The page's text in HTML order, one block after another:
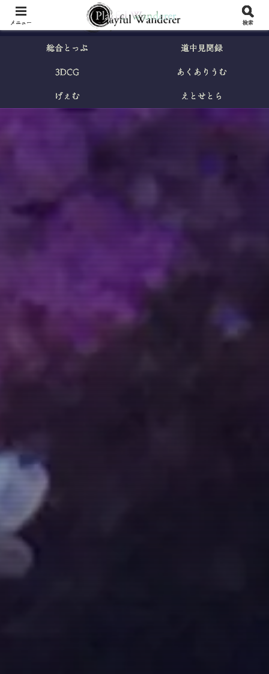
総合とっぷ 道中見聞録
3DCG あくありうむ
げぇむ えとせとら
メニュー 検索